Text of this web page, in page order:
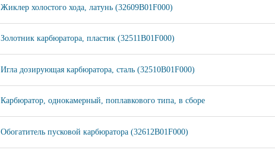
Жиклер холостого хода, латунь (32609B01F000)
Золотник карбюратора, пластик (32511B01F000)
Игла дозирующая карбюратора, сталь (32510B01F000)
Карбюратор, однокамерный, поплавкового типа, в сборе
Обогатитель пусковой карбюратора (32612B01F000)